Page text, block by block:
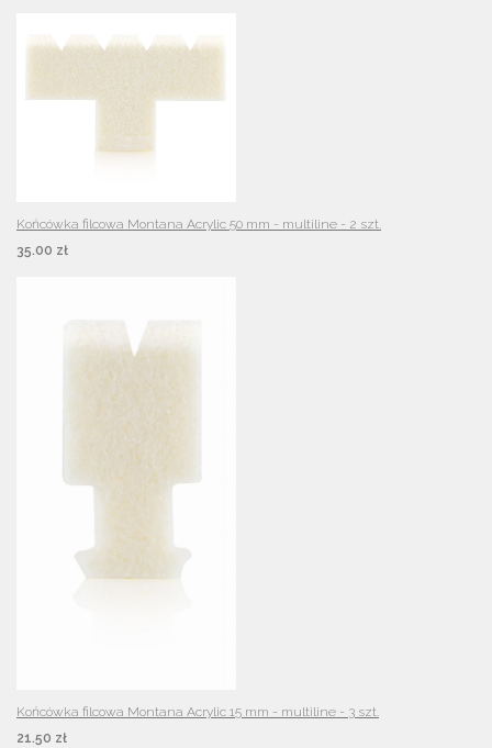
Końcówka filcowa Montana Acrylic 50 mm - multiline - 2 szt.
35.00 zł
Końcówka filcowa Montana Acrylic 15 mm - multiline - 3 szt.
21.50 zł